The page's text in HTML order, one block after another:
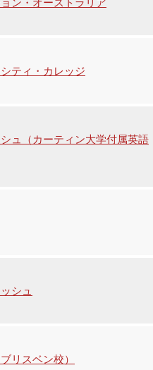
ティ・カレッジ
ュ（カーティン大学付属英語
シュ
リスベン校）